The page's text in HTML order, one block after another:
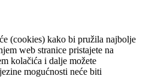
(cookies) kako bi pružila najbolje
web stranice pristajete na
kolačića i dalje možete
mogućnosti neće biti